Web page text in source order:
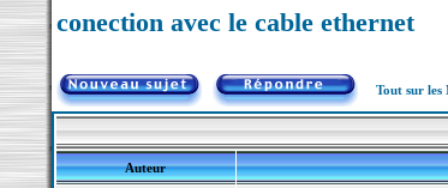
conection avec le cable ethernet
Tout sur les
Auteur